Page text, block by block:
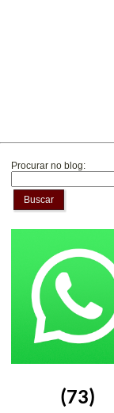
Procurar no blog:
Buscar
(73)